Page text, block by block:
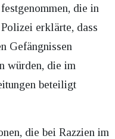
die in
erklärte, dass
Gefängnissen
würden, die im
beteiligt
die bei Razzien im